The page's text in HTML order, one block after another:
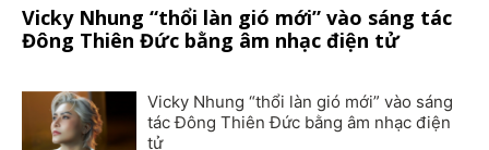
Vicky Nhung “thổi làn gió mới” vào sáng tác
Đông Thiên Đức bằng âm nhạc điện tử
Vicky Nhung “thổi làn gió mới” vào sáng
tác Đông Thiên Đức bằng âm nhạc điện
tử